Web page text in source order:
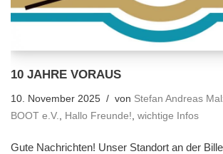
10 JAHRE VORAUS
10. November 2025 von Stefan Andreas
BOOT e.V.
Hallo Freunde! wichtige Infos
Gute Nachrichten! Unser Standort an der